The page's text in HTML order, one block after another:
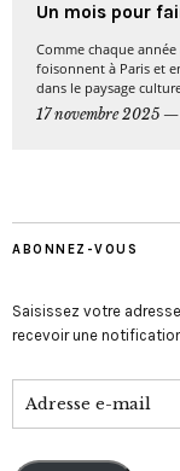
Un mois pour
Comme chaque
foisonnent à Paris et
dans le paysage
17 novembre 2025
ABONNEZ-VOUS
Saisissez votre
recevoir une